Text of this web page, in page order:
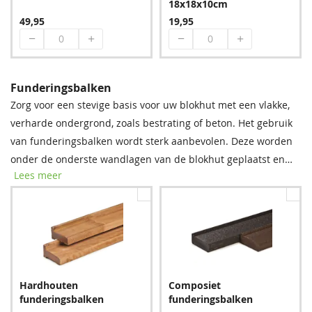
Hemelwaterafvoer -
Stadsuitloop incl. EPDM-
flap
45,50
Hemelwaterafvoer -
Dakdoorvoer rond HWA
PE Ø 63 mm met EPDM
30cm
49,95
18x18x10cm
19,95
Funderingsbalken
Zorg voor een stevige basis voor uw blokhut met een vlakke,
verharde ondergrond, zoals bestrating of beton. Het gebruik
van funderingsbalken wordt sterk aanbevolen. Deze worden
onder de onderste wandlagen van de blokhut geplaatst en
bieden essentiële bescherming tegen regenwater, vocht en
levensduur van uw blokhut aanzienlijk.
Lees meer
Hardhouten
funderingsbalken
Composiet
funderingsbalken